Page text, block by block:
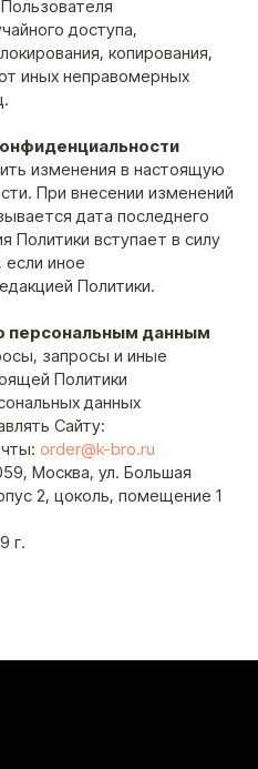
доступа,
копирования,
иных неправомерных
изменения в настоящую
При внесении изменений
дата последнего
Политики вступает в силу
иное
Политики.
персональным данным
запросы и иные
Политики
данных
Сайту:
order@k-bro.ru
Москва, ул. Большая
2, цоколь, помещение 1
г.